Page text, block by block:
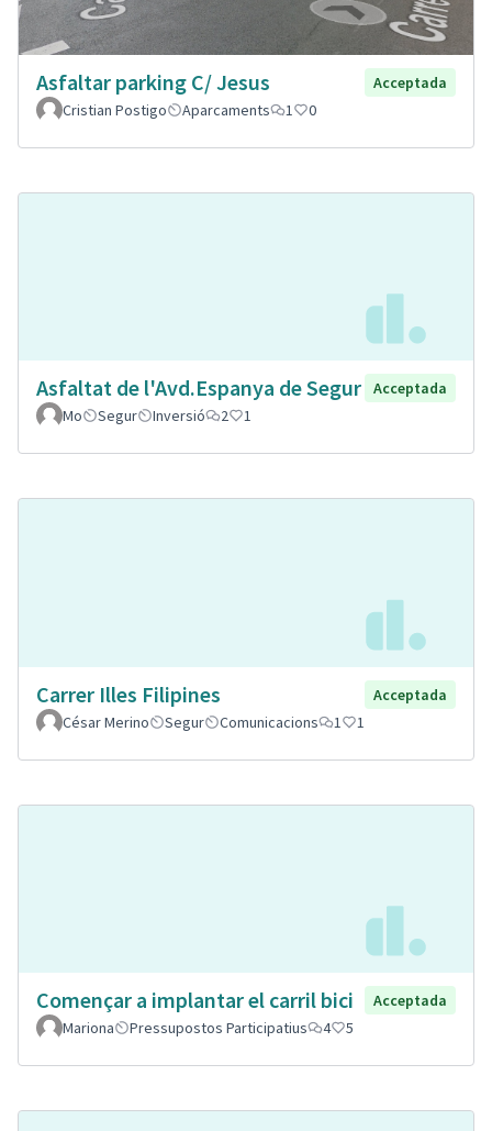
Asfaltar parking C/ Jesus
Acceptada
Cristian Postigo
Aparcaments 1 0
Asfaltat de l'Avd.Espanya de Segur
Acceptada
Mo
Segur Inversió 2 1
Carrer Illes Filipines
Acceptada
César Merino
Segur Comunicacions 1 1
Començar a implantar el carril bici
Acceptada
Mariona
Pressupostos Participatius 4 5